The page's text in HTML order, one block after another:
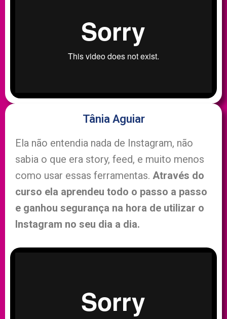
Tânia Aguiar
Ela não entendia nada de Instagram, não
sabia o que era story, feed, e muito menos
como usar essas ferramentas. Através do
curso ela aprendeu todo o passo a passo
e ganhou segurança na hora de utilizar o
Instagram no seu dia a dia.